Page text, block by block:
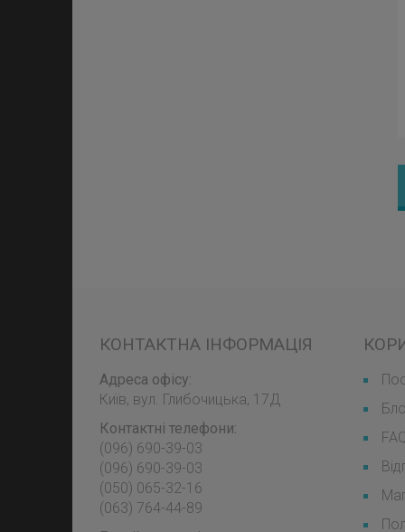
КОНТАКТНА ІНФОРМАЦІЯ
Адреса офісу:
Київ, вул. Глибочицька, 17Д
Контактні телефони:
(096) 690-39-03
‎(096) 690-39-03
‎(050) 065-32-16
‎(063) 764-44-89